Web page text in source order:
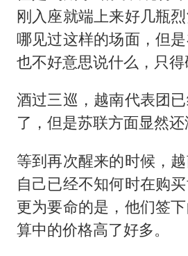
刚入座就端上来好几瓶
哪见过这样的场面，但
也不好意思说什么，只得
酒过三巡，越南代表团
了，但是苏联方面显然还
等到再次醒来的时候，
自己已经不知何时在购
更为要命的是，他们签
算中的价格高了好多。